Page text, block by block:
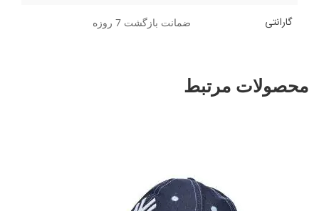
گارانتی ضمانت بازگشت 7 روزه
محصولات مرتبط